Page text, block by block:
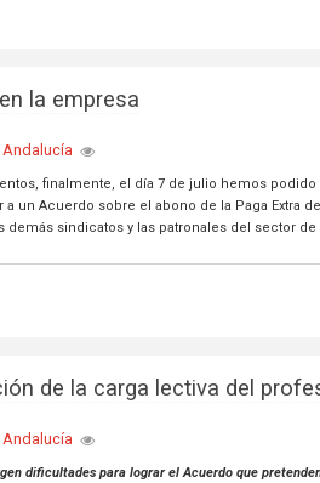
la empresa
Andalucía
finalmente, el día 7 de julio hemos
a un Acuerdo sobre el abono de la Paga Extra
demás sindicatos y las patronales del sector
de la carga lectiva del
Andalucía
dificultades para lograr el Acuerdo que